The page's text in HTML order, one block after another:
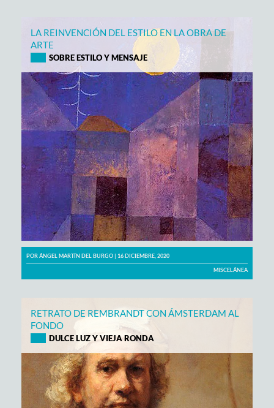
LA REINVENCIÓN DEL ESTILO EN LA OBRA DE
ARTE
SOBRE ESTILO Y MENSAJE
PORÁNGEL MARTÍN DEL BURGO | 16 DICIEMBRE, 2020
MISCELÁNEA
RETRATO DE REMBRANDT CON ÁMSTERDAM AL
FONDO
DULCE LUZ Y VIEJA RONDA